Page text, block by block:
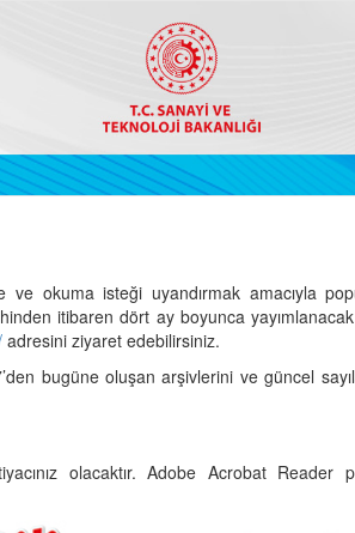
okuma isteği uyandırmak amacıyla
itibaren dört ay boyunca
adresini ziyaret edebilirsiniz.
bugüne oluşan arşivlerini ve güncel
olacaktır. Adobe Acrobat Reader